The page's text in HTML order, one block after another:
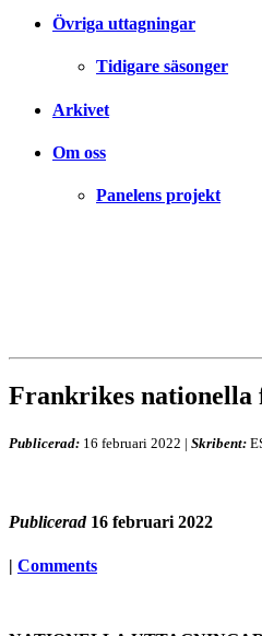
Övriga uttagningar
Tidigare säsonger
Arkivet
Om oss
Panelens projekt
Frankrikes
Publicerad: 16 februari 2022 | Skribent:
Publicerad 16 februari 2022
| Comments